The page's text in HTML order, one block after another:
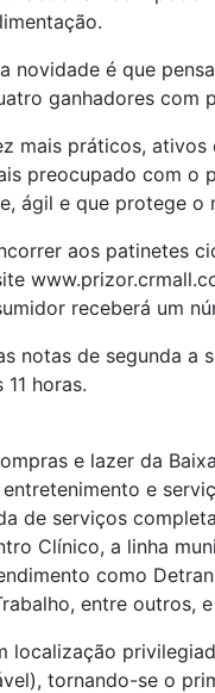
novidade é que
ganhadores
mais práticos,
preocupado com
ágil e que protege o
aos patinetes
receberá um
notas de segunda
horas.
e lazer da
e
de serviços
Clínico, a linha
como
entre outros,
localização
tornando-se o